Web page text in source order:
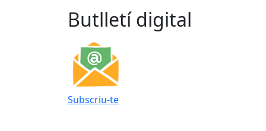
Butlletí digital
Subscriu-te